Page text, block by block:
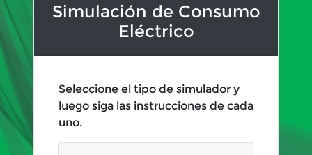
Simulación de Consumo
Eléctrico
Seleccione el tipo de simulador y
luego siga las instrucciones de cada
uno.